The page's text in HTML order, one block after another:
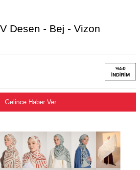
Desen - Bej - Vizon
%50
İNDIRIM
Gelince Haber Ver